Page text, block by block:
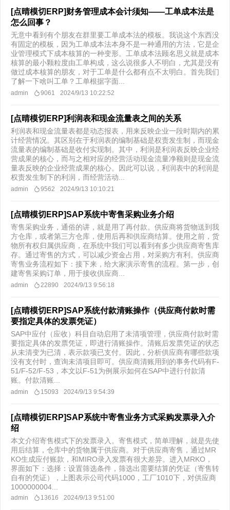
[点晴模切ERP]财务管理成本会计须知——工单成本法是
怎么回事？
无意中看到有个朋友在群里要工单成本法的模板。我说这个东西没
有固定的模板，因为工单成本法本身不是一种通用的方法，它是企
业管理模式下成本核算的一种变形。工单成本法顾名思义就是成本
核算的最小颗粒度由工单构成，这么说很多人不明白，尤其是没有
做过成本核算的朋友，对于工单是什么都有点不太明白。首先我们
了解一下啥叫工单？工单根据字面...
admin 9061 2024/9/13 10:22:52
[点晴模切ERP]利润表和现金流量表之间的关系
利润表和现金流量表都是动态报表，用来反映企业一段时期内的累
计经营情况。其区别在于利润表的编制基础是权责发生制，而现金
流量表的编制基础是收付实现制。其中，利润是利润表反映企业经
营成果的核心，而与之相对应的经营活动现金流量净额则是现金流
量表反映的企业经营成果的核心。因此可以说，利润表中的利润是
权责发生制下的利润，而经营活动...
admin 9562 2024/9/13 10:10:21
[点晴模切ERP]SAP系统中寄售采购业务介绍
寄售采购业务，通俗的讲，就是用了再付款。供应商将货物送到我
方仓库，或者第三方仓库，使用后再和供应商结算。使用之前，货
物所有权归属供应商，在系统中我们可以看到有多少供应商寄售库
存。通过寄售的方式，可以减少资金占用，对采购方有利。供应商
寄售业务流程如下：接下来，给大家演示寄售的流程。第一步，创
建寄售采购订单，用于接收供应商...
admin 22890 2024/9/13 9:56:18
[点晴模切ERP]SAP系统付款清账操作（供应商付款时需
要指定具体的发票凭证）
SAP中应付（应收）科目自动启用了未清项管理，供应商付款时需
要指定具体的发票凭证，即进行清账操作。清账后发票凭证的状态
从未清变为已清，表示款项已支付。因此，分析供应商有哪些款项
没有支付时，查询未清项目即可。供应商清账用到的事务代码有F-
51/F-52/F-53，本文以F-51为例展示如何在SAP中进行付款清
账。付款清账...
admin 15093 2024/9/13 9:54:39
[点晴模切ERP]SAP系统中寄售业务方式采购发票录入介
绍
本文介绍寄售模式下的发票录入。寄售模式，简单理解，就是先使
用后结算，仓库中的货物属于供应商。对于供应商寄售，通过MR
KO生成应付账款，和MIRO录入发票有很大差异。进入MRKO，
界面如下：选择：设置筛选条件，筛选出需要结算的凭证（寄售转
自有的凭证），上图表示公司代码1000，工厂1010下，对供应商
1000000004...
admin 13616 2024/9/13 9:51:00